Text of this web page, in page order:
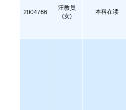
2004766
汪教员
(女)
本科在读